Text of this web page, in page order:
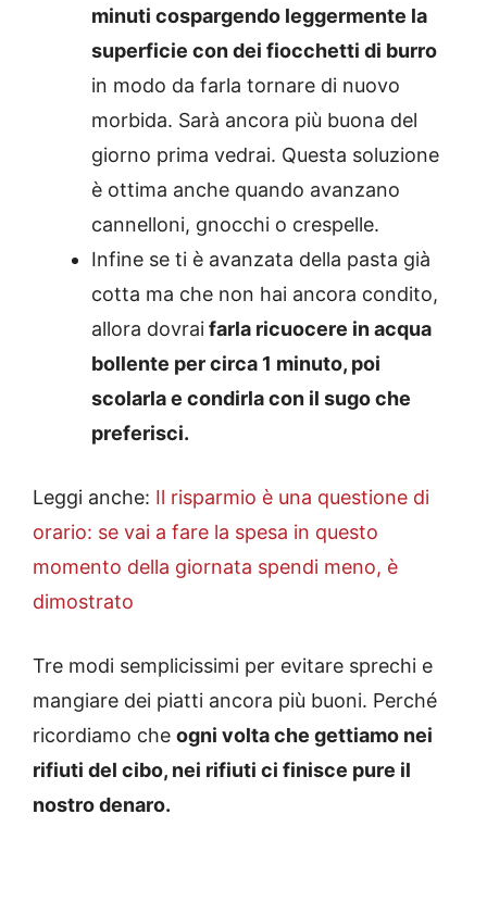
minuti cospargendo leggermente la
superficie con dei fiocchetti di burro
in modo da farla tornare di nuovo
morbida. Sarà ancora più buona del
giorno prima vedrai. Questa soluzione
è ottima anche quando avanzano
cannelloni, gnocchi o crespelle.
Infine se ti è avanzata della pasta già
cotta ma che non hai ancora condito,
allora dovraifarla ricuocere in acqua
bollente per circa 1 minuto, poi
scolarla e condirla con il sugo che
preferisci.
Leggi anche: Il risparmio è una questione di
orario: se vai a fare la spesa in questo
momento della giornata spendi meno, è
dimostrato
Tre modi semplicissimi per evitare sprechi e
mangiare dei piatti ancora più buoni. Perché
ricordiamo che ogni volta che gettiamo nei
rifiuti del cibo, nei rifiuti ci finisce pure il
nostro denaro.